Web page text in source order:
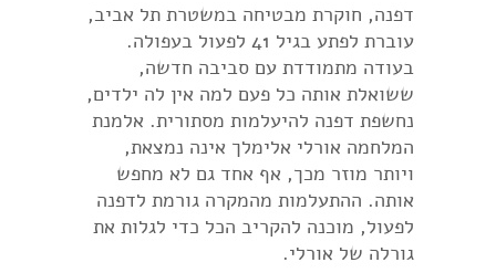
דפנה, חוקרת מבטיחה במשטרת תל אביב,
עוברת לפתע בגיל 41 לפעול בעפולה.
בעודה מתמודדת עם סביבה חדשה,
ששואלת אותה כל פעם למה אין לה ילדים,
נחשפת דפנה להיעלמות מסתורית. אלמנת
המלחמה אורלי אלימלך אינה נמצאת,
ויותר מוזר מכך, אף אחד גם לא מחפש
אותה. ההתעלמות מהמקרה גורמת לדפנה
לפעול, מוכנה להקריב הכל כדי לגלות את
גורלה של אורלי.